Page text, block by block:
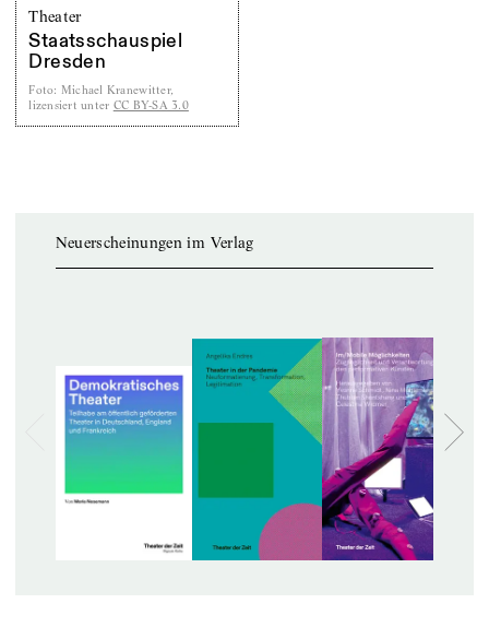
Theater
Staatsschauspiel
Dresden
Foto: Michael Kranewitter,
lizensiert unter CC BY-SA 3.0
Neuerscheinungen im Verlag